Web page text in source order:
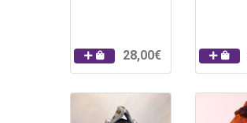
28,00€